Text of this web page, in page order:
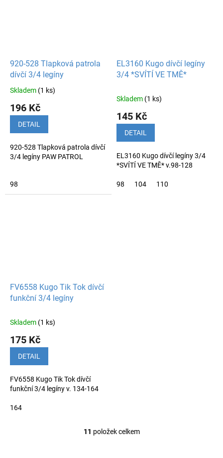
920-528 Tlapková patrola
dívčí 3/4 legíny
Průměrné
produktu
4,7
5
hvězdiček.
Skladem (1 ks)
196 Kč
DETAIL
920-528 Tlapková patrola dívčí
3/4 legíny PAW PATROL
98
EL3160 Kugo dívčí legíny
3/4 *SVÍTÍ VE TMĚ*
Skladem (1 ks)
145 Kč
DETAIL
EL3160 Kugo dívčí legíny 3/4
*SVÍTÍ VE TMĚ* v.98-128
98 104 110
FV6558 Kugo Tik Tok dívčí
funkční 3/4 legíny
Skladem (1 ks)
175 Kč
DETAIL
FV6558 Kugo Tik Tok dívčí
funkční 3/4 legíny v. 134-164
164
O
11 položek celkem